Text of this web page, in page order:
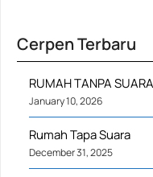
Cerpen Terbaru
RUMAH TANPA
January 10, 2026
Rumah Tapa Suara
December 31, 2025